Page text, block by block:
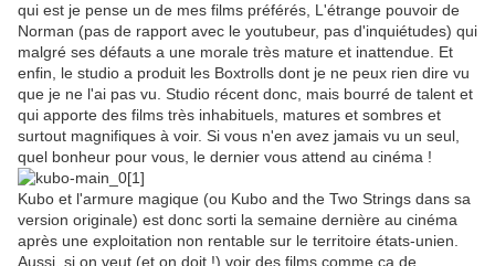
qui est je pense un de mes films préférés, L'étrange pouvoir de
Norman (pas de rapport avec le youtubeur, pas d'inquiétudes) qui
malgré ses défauts a une morale très mature et inattendue. Et
enfin, le studio a produit les Boxtrolls dont je ne peux rien dire vu
que je ne l'ai pas vu. Studio récent donc, mais bourré de talent et
qui apporte des films très inhabituels, matures et sombres et
surtout magnifiques à voir. Si vous n'en avez jamais vu un seul,
quel bonheur pour vous, le dernier vous attend au cinéma !
Kubo et l'armure magique (ou Kubo and the Two Strings dans sa
version originale) est donc sorti la semaine dernière au cinéma
après une exploitation non rentable sur le territoire états-unien.
Aussi, si on veut (et on doit !) voir des films comme ça de